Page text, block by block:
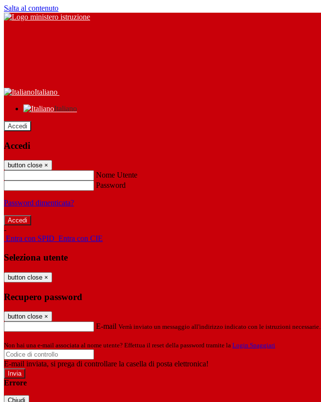
Salta al contenuto
Italiano
Italiano
Accedi
Accedi
button close ×
Nome Utente
Password
Password dimenticata?
-
Entra con SPID Entra con CIE
Seleziona utente
button close ×
Recupero password
button close ×
E-mail Verrà inviato un messaggio all'indirizzo indicato con le istruzioni necessarie.
Non hai una e-mail associata al nome utente? Effettua il reset della password tramite la Login Spaggiari
E-mail inviata, si prega di controllare la casella di posta elettronica!
Errore
Chiudi